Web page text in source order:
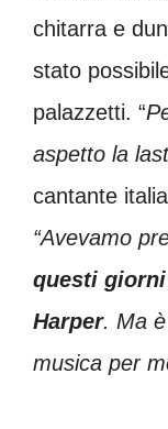
chitarra e
stato
palazzetti. “
aspetto la
cantante
“Avevamo
questi
Harper. Ma
musica per